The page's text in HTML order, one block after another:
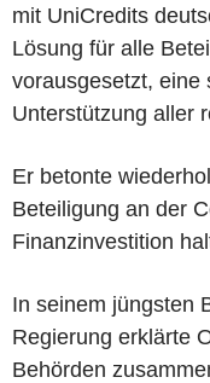
mit UniCredits
Lösung für alle
vorausgesetzt, eine
Unterstützung aller
Er betonte
Beteiligung an der
Finanzinvestition
In seinem jüngsten
Regierung erklärte
Behörden